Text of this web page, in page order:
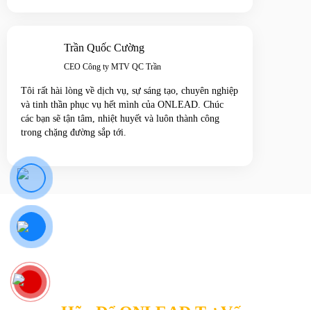
Trần Quốc Cường
CEO Công ty MTV QC Trần
Tôi rất hài lòng về dịch vụ, sự sáng tạo, chuyên nghiệp
và tinh thần phục vụ hết mình của ONLEAD. Chúc
các bạn sẽ tận tâm, nhiệt huyết và luôn thành công
trong chặng đường sắp tới.